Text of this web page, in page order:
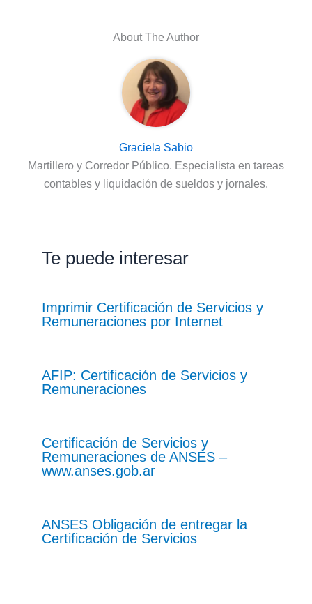
About The Author
Graciela Sabio
Martillero y Corredor Público. Especialista en tareas
contables y liquidación de sueldos y jornales.
Te puede interesar
Imprimir Certificación de Servicios y
Remuneraciones por Internet
AFIP: Certificación de Servicios y
Remuneraciones
Certificación de Servicios y
Remuneraciones de ANSES –
www.anses.gob.ar
ANSES Obligación de entregar la
Certificación de Servicios